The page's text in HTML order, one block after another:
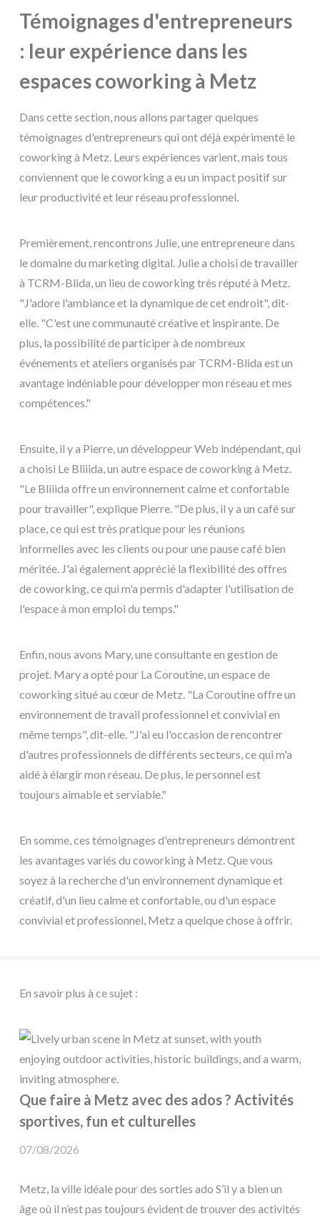
Témoignages d'entrepreneurs
: leur expérience dans les
espaces coworking à Metz
Dans cette section, nous allons partager quelques
témoignages d'entrepreneurs qui ont déjà expérimenté le
coworking à Metz. Leurs expériences varient, mais tous
conviennent que le coworking a eu un impact positif sur
leur productivité et leur réseau professionnel.
Premièrement, rencontrons Julie, une entrepreneure dans
le domaine du marketing digital. Julie a choisi de travailler
à TCRM-Blida, un lieu de coworking très réputé à Metz.
"J'adore l'ambiance et la dynamique de cet endroit", dit-
elle. "C'est une communauté créative et inspirante. De
plus, la possibilité de participer à de nombreux
événements et ateliers organisés par TCRM-Blida est un
avantage indéniable pour développer mon réseau et mes
compétences."
Ensuite, il y a Pierre, un développeur Web indépendant, qui
a choisi Le Bliiida, un autre espace de coworking à Metz.
"Le Bliiida offre un environnement calme et confortable
pour travailler", explique Pierre. "De plus, il y a un café sur
place, ce qui est très pratique pour les réunions
informelles avec les clients ou pour une pause café bien
méritée. J'ai également apprécié la flexibilité des offres
de coworking, ce qui m'a permis d'adapter l'utilisation de
l'espace à mon emploi du temps."
Enfin, nous avons Mary, une consultante en gestion de
projet. Mary a opté pour La Coroutine, un espace de
coworking situé au cœur de Metz. "La Coroutine offre un
environnement de travail professionnel et convivial en
même temps", dit-elle. "J'ai eu l'occasion de rencontrer
d'autres professionnels de différents secteurs, ce qui m'a
aidé à élargir mon réseau. De plus, le personnel est
toujours aimable et serviable."
En somme, ces témoignages d'entrepreneurs démontrent
les avantages variés du coworking à Metz. Que vous
soyez à la recherche d'un environnement dynamique et
créatif, d'un lieu calme et confortable, ou d'un espace
convivial et professionnel, Metz a quelque chose à offrir.
En savoir plus à ce sujet :
Que faire à Metz avec des ados ? Activités
sportives, fun et culturelles
07/08/2026
Metz, la ville idéale pour des sorties ado S’il y a bien un
âge où il n’est pas toujours évident de trouver des activités